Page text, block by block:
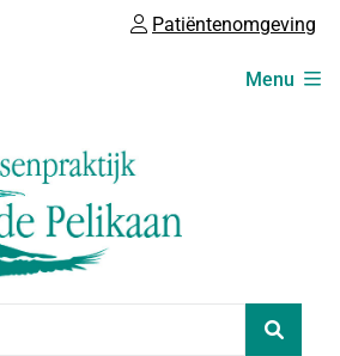
Patiëntenomgeving
Menu